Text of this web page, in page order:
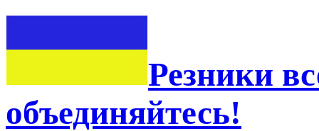
Резники
объединяйтесь!